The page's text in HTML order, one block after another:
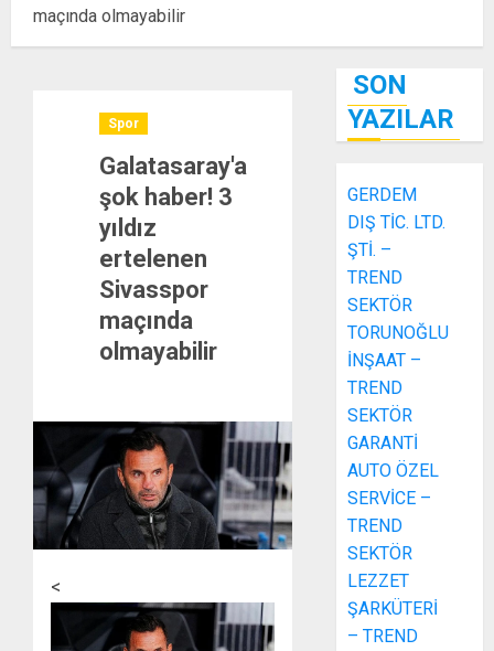
maçında olmayabilir
Spor
Galatasaray'a
şok haber! 3
yıldız
ertelenen
Sivasspor
maçında
olmayabilir
<
SON
YAZILAR
GERDEM
DIŞ TİC. LTD.
ŞTİ. –
TREND
SEKTÖR
TORUNOĞLU
İNŞAAT –
TREND
SEKTÖR
GARANTİ
AUTO ÖZEL
SERVİCE –
TREND
SEKTÖR
LEZZET
ŞARKÜTERİ
– TREND